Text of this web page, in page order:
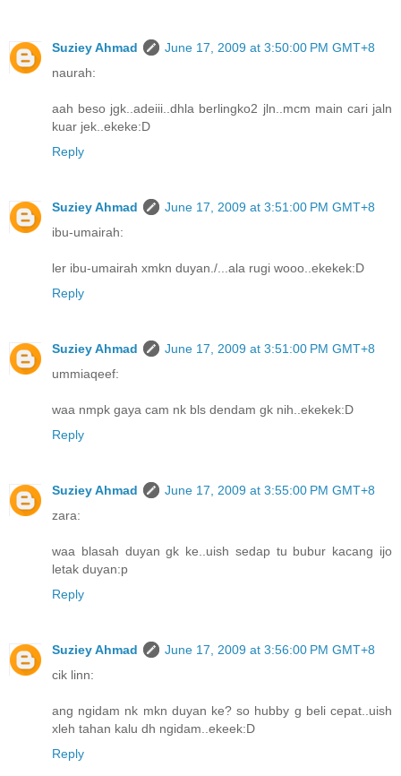
Suziey Ahmad
June 17, 2009 at 3:50:00 PM GMT+8
naurah:
aah beso jgk..adeiii..dhla berlingko2 jln..mcm main cari jaln
kuar jek..ekeke:D
Reply
Suziey Ahmad
June 17, 2009 at 3:51:00 PM GMT+8
ibu-umairah:
ler ibu-umairah xmkn duyan./...ala rugi wooo..ekekek:D
Reply
Suziey Ahmad
June 17, 2009 at 3:51:00 PM GMT+8
ummiaqeef:
waa nmpk gaya cam nk bls dendam gk nih..ekekek:D
Reply
Suziey Ahmad
June 17, 2009 at 3:55:00 PM GMT+8
zara:
waa blasah duyan gk ke..uish sedap tu bubur kacang ijo
letak duyan:p
Reply
Suziey Ahmad
June 17, 2009 at 3:56:00 PM GMT+8
cik linn:
ang ngidam nk mkn duyan ke? so hubby g beli cepat..uish
xleh tahan kalu dh ngidam..ekeek:D
Reply